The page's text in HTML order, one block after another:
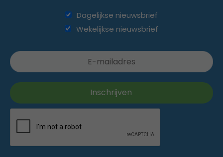
Dagelijkse nieuwsbrief
Wekelijkse nieuwsbrief